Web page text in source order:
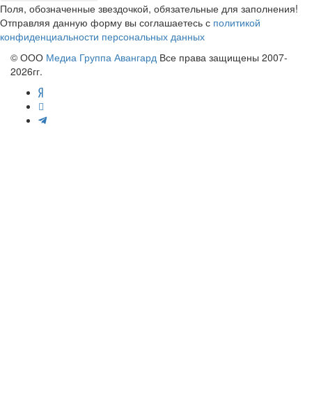
Поля, обозначенные звездочкой, обязательные для заполнения!
Отправляя данную форму вы соглашаетесь с политикой
конфиденциальности персональных данных
© ООО Медиа Группа Авангард Все права защищены 2007-
2026гг.